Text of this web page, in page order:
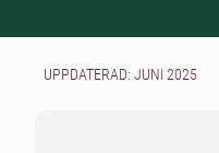
UPPDATERAD: JUNI 2025